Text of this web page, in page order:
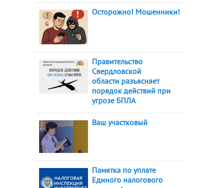
Осторожно! Мошенники!
Правительство
Свердловской
области разъясняет
порядок действий при
угрозе БПЛА
Ваш участковый
Памятка по уплате
Единого налогового